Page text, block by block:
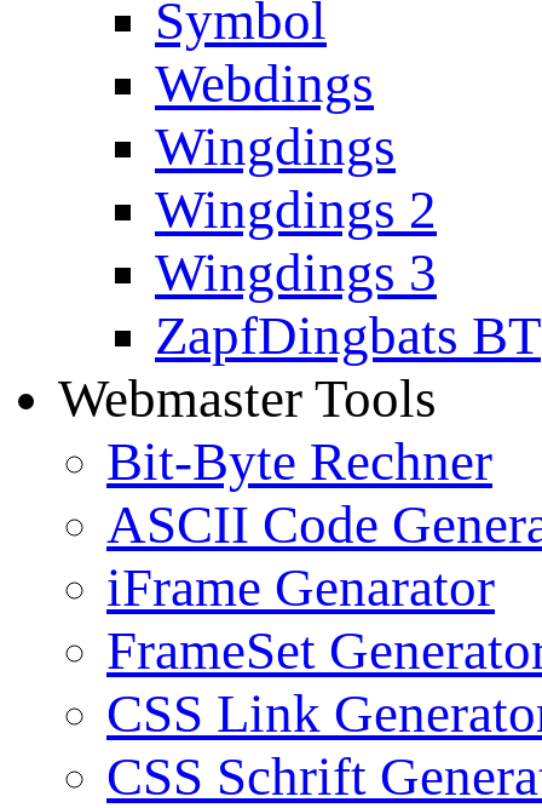
Symbol
Webdings
Wingdings
Wingdings 2
Wingdings 3
ZapfDingbats BT
Webmaster Tools
Bit-Byte Rechner
ASCII Code
iFrame Genarator
FrameSet
CSS Link
CSS Schrift